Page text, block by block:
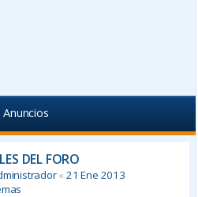
Anuncios
DEL FORO
«21 Ene 2013